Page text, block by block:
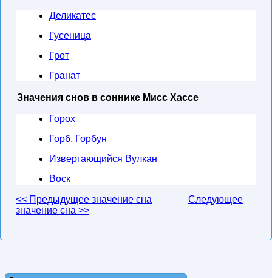
Деликатес
Гусеница
Грот
Гранат
Значения снов в соннике Мисс Хассе
Горох
Горб, Горбун
Извергающийся Вулкан
Воск
<< Предыдущее значение сна
Следующее
значение сна >>